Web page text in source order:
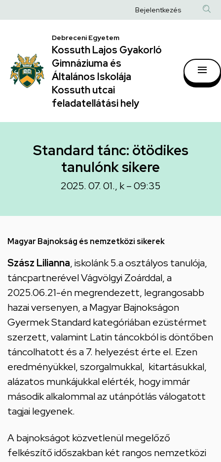
tánc:
ötödikes
tanulónk
sikere
Kossuth
Lajos
Gyakorló
Gimnáziuma
Általános
utcai
feladatellátási
hely
a
Anonim
fiók
Bejelentkezés
Debreceni Egyetem
Kossuth Lajos Gyakorló
Gimnáziuma és
Általános Iskolája
Kossuth utcai
feladatellátási hely
Standard tánc: ötödikes
tanulónk sikere
2025. 07. 01., k – 09:35
Magyar Bajnokság és nemzetközi sikerek
Szász Lilianna, iskolánk 5.a osztályos tanulója,
táncpartnerével Vágvölgyi Zoárddal, a
2025.06.21-én megrendezett, legrangosabb
hazai versenyen, a Magyar Bajnokságon
Gyermek Standard kategóriában ezüstérmet
szerzett, valamint Latin táncokból is döntőben
táncolhatott és a 7. helyezést érte el. Ezen
eredményükkel, szorgalmukkal, kitartásukkal,
alázatos munkájukkal elérték, hogy immár
második alkalommal az utánpótlás válogatott
tagjai legyenek.
A bajnokságot közvetlenül megelőző
felkészítő időszakban két rangos nemzetközi